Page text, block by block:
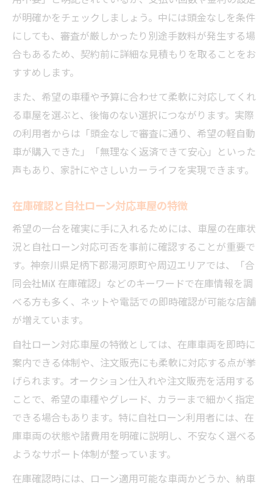
が明確かをチェックしましょう。中には頭金なしを条件
にしても、審査が厳しかったり別途手数料が発生する場
合もあるため、契約前に詳細な見積もりを取ることをお
すすめします。
また、希望の車種や予算に合わせて柔軟に対応してくれ
る車屋を選ぶと、後悔のない選択につながります。実際
の利用者からは「頭金なしで審査に通り、希望の軽自動
車が購入できた」「無理なく返済できて安心」といった
声もあり、家計にやさしいカーライフを実現できます。
在庫確認と自社ローン対応車屋の特徴
希望の一台を確実に手に入れるためには、車屋の在庫状
況と自社ローン対応可否を事前に確認することが重要で
す。神奈川県足柄下郡湯河原町や周辺エリアでは、「合
同会社MiX 在庫確認」などのキーワードで在庫情報を調
べる方も多く、ネットや電話での即時確認が可能な店舗
が増えています。
自社ローン対応車屋の特徴としては、在庫車両を即時に
案内できる体制や、注文販売にも柔軟に対応する点が挙
げられます。オークション仕入れや注文販売を活用する
ことで、希望の車種やグレード、カラーまで細かく指定
できる場合もあります。特に自社ローン利用者には、在
庫車両の状態や諸費用を明確に説明し、不安なく選べる
ようなサポート体制が整っています。
在庫確認時には、ローン適用可能な車両かどうか、納車